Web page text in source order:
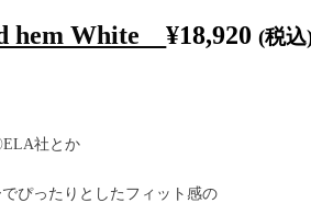
hem White¥18,920 (税込
ELA社とか
ぴったりとしたフィット感の